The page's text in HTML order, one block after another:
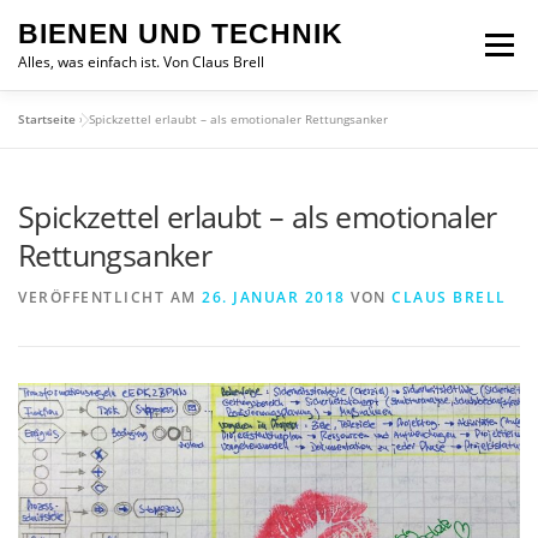
Inhalt
springen
BIENEN UND TECHNIK
Alles, was einfach ist. Von Claus Brell
Menü
Startseite »Spickzettel erlaubt – als emotionaler Rettungsanker
Spickzettel erlaubt – als emotionaler
Rettungsanker
VERÖFFENTLICHT AM 26. JANUAR 2018 VON CLAUS BRELL